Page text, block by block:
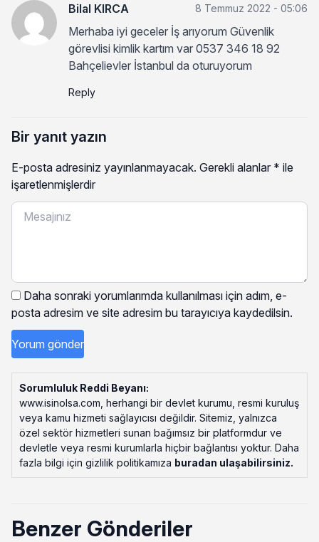
Bilal KIRCA 8 Temmuz 2022 - 05:06
Merhaba iyi geceler İş arıyorum Güvenlik
görevlisi kimlik kartım var 0537 346 18 92
Bahçelievler İstanbul da oturuyorum
Reply
Bir yanıt yazın
E-posta adresiniz yayınlanmayacak. Gerekli alanlar * ile
işaretlenmişlerdir
Daha sonraki yorumlarımda kullanılması için adım, e-
posta adresim ve site adresim bu tarayıcıya kaydedilsin.
Sorumluluk Reddi Beyanı:
www.isinolsa.com, herhangi bir devlet kurumu, resmi kuruluş
veya kamu hizmeti sağlayıcısı değildir. Sitemiz, yalnızca
özel sektör hizmetleri sunan bağımsız bir platformdur ve
devletle veya resmi kurumlarla hiçbir bağlantısı yoktur. Daha
fazla bilgi için gizlilik politikamıza buradan ulaşabilirsiniz.
Benzer Gönderiler